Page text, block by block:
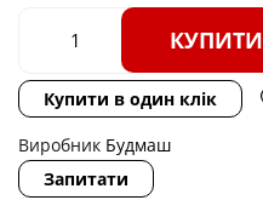
КУПИТИ
Купити в один клік
Виробник Будмаш
Запитати